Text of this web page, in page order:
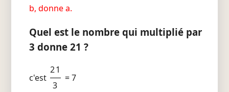
b, donne a.
Quel est le nombre qui multiplié par
3 donne 21 ?
c'est
21
3
= 7